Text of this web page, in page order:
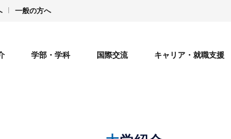
一般の方へ
学部・学科 国際交流 キャリア・就職支援